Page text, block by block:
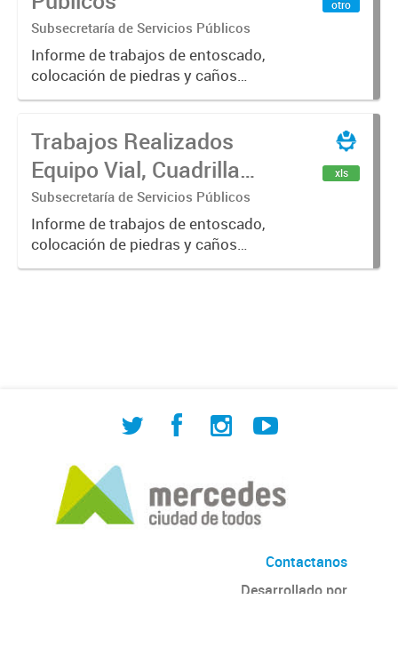
Subsecretaría de Servicios Públicos
Informe de trabajos de entoscado,
colocación de piedras y caños
(zanjeo - cruce de calles) Informe
construcción, colocación de tapa
registro, reparación...
otro
Trabajos Realizados
Equipo Vial, Cuadrilla
Bacheo, Servicio
Eléctrico - Noviembre
2021
Subsecretaría de Servicios Públicos
Informe de trabajos de entoscado,
colocación de piedras y caños
(zanjeo - cruce de calles) Informe
xls
Contactanos
Desarrollado por